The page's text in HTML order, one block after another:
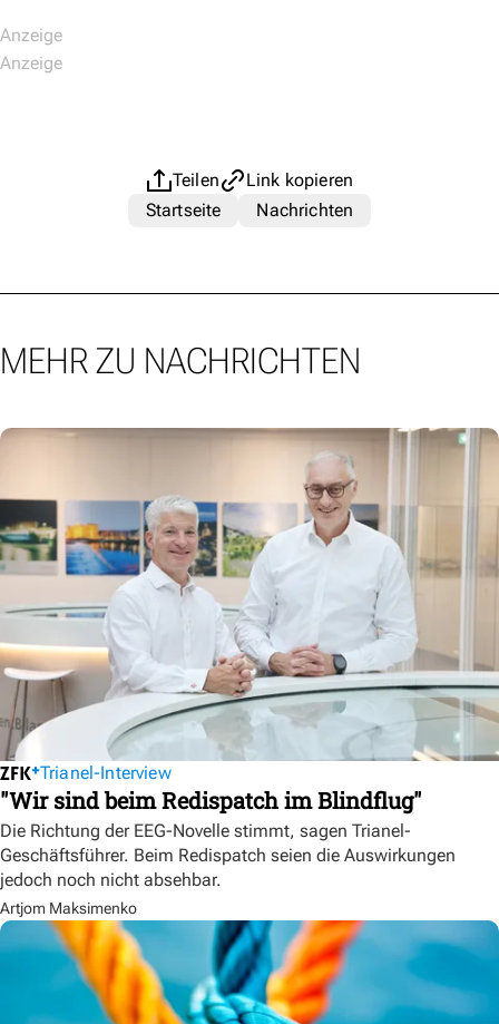
Teilen
Link kopieren
Startseite
Nachrichten
MEHR ZU NACHRICHTEN
Trianel-Interview
"Wir sind beim Redispatch im Blindflug"
Die Richtung der EEG-Novelle stimmt, sagen Trianel-
Geschäftsführer. Beim Redispatch seien die Auswirkungen
jedoch noch nicht absehbar.
Artjom Maksimenko